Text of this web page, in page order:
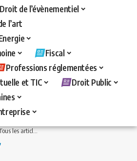
de l’évènementiel
l’art
Fiscal
Professions réglementées
et TIC
Droit Public
les articles >Immobilier>Baux commerciaux>